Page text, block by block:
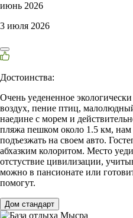
июнь 2026
3 июля 2026
Достоинства:
Очень уедененное
воздух, пение птиц,
наедине с морем и
пляжа пешком около 1.5 км,
подъезжать на своем авто.
абхазким колоритом. Место
отстуствие цивилизации,
можно в пансионате или
помогут.
Дом стандарт